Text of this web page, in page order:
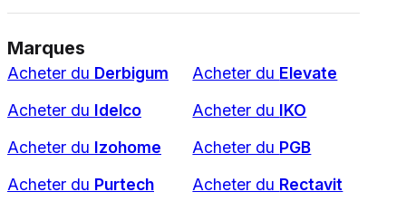
Marques
Acheter du Derbigum Acheter du Elevate
Acheter du Idelco Acheter du IKO
Acheter du Izohome Acheter du PGB
Acheter du Purtech Acheter du Rectavit